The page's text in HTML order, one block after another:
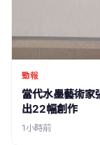
勁報
當代水墨藝術
出22幅創作
1小時前